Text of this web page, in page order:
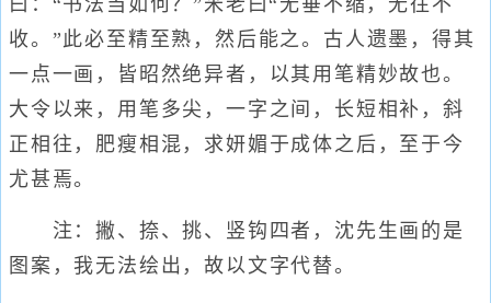
曰：“书法当如何？”米老曰“无垂不缩，无往不
收。”此必至精至熟，然后能之。古人遗墨，得其
一点一画，皆昭然绝异者，以其用笔精妙故也。
大令以来，用笔多尖，一字之间，长短相补，斜
正相往，肥瘦相混，求妍媚于成体之后，至于今
尤甚焉。
注：撇、捺、挑、竖钩四者，沈先生画的是
图案，我无法绘出，故以文字代替。